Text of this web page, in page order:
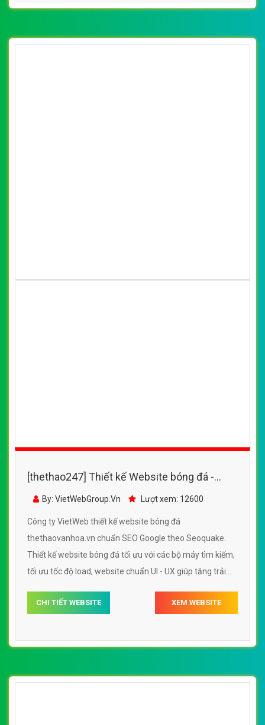
[thethao247] Thiết kế Website bóng đá -
thethaovanhoa.vn - VietWebGroup.Vn
By: VietWebGroup.Vn Lượt xem: 12600
Công ty VietWeb thiết kế website bóng đá
thethaovanhoa.vn chuẩn SEO Google theo Seoquake.
Thiết kế website bóng đá tối ưu với các bộ máy tìm kiếm,
tối ưu tốc độ load, website chuẩn UI - UX giúp tăng trải
thethaovanhoa.vn
CHI TIẾT WEBSITE XEM WEBSITE